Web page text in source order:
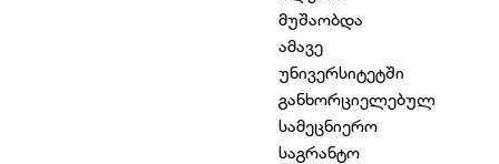
მუშაობდა
ამავე
უნივერსიტეტში
განხორციელებულ
სამეცნიერო
საგრანტო